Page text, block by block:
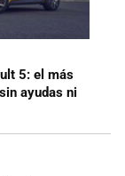
5: el más
ayudas ni